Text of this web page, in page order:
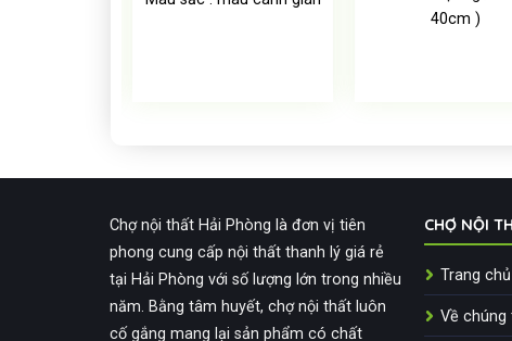
40cm )
Chợ nội thất Hải Phòng là đơn vị tiên
phong cung cấp nội thất thanh lý giá rẻ
tại Hải Phòng với số lượng lớn trong nhiều
năm. Bằng tâm huyết, chợ nội thất luôn
cố gắng mang lại sản phẩm có chất
CHỢ NỘI
Trang chủ
Về chúng